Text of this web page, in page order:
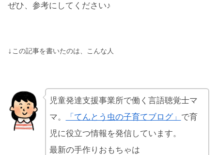
ぜひ、参考にしてください♪
↓この記事を書いたのは、こんな人
児童発達支援事業所で働く言語聴覚士マ
マ。
「てんとう虫の子育てブログ」 で育
児に役立つ情報を発信しています。
最新の手作りおもちゃは